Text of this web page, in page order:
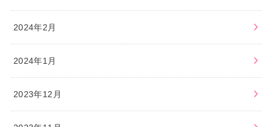
2024年2月
2024年1月
2023年12月